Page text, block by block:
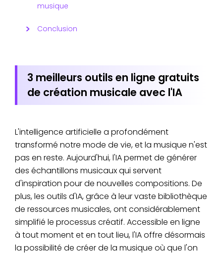
musique
Conclusion
3 meilleurs outils en ligne gratuits
de création musicale avec l'IA
L'intelligence artificielle a profondément
transformé notre mode de vie, et la musique n'est
pas en reste. Aujourd'hui, l'IA permet de générer
des échantillons musicaux qui servent
d'inspiration pour de nouvelles compositions. De
plus, les outils d'IA, grâce à leur vaste bibliothèque
de ressources musicales, ont considérablement
simplifié le processus créatif. Accessible en ligne
à tout moment et en tout lieu, l'IA offre désormais
la possibilité de créer de la musique où que l'on